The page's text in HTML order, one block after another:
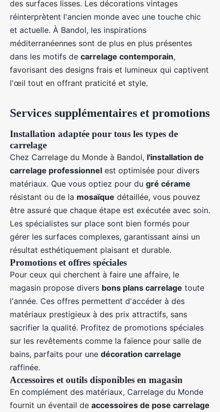
des surfaces lisses. Les décorations vintages
réinterprètent l'ancien monde avec une touche chic
et actuelle. À Bandol, les inspirations
méditerranéennes sont de plus en plus présentes
dans les motifs de carrelage contemporain,
favorisant des designs frais et lumineux qui captivent
l'œil tout en offrant praticité et style.
Services supplémentaires et promotions
Installation adaptée pour tous les types de
carrelage
Chez Carrelage du Monde à Bandol, l'installation de
carrelage professionnel est optimisée pour divers
matériaux. Que vous optiez pour du gré cérame
résistant ou de la mosaïque détaillée, vous pouvez
être assuré que chaque étape est exécutée avec soin.
Les spécialistes sur place sont bien formés pour
gérer les surfaces complexes, garantissant ainsi un
résultat esthétiquement plaisant et durable.
Promotions et offres spéciales
Pour ceux qui cherchent à faire une affaire, le
magasin propose divers bons plans carrelage toute
l'année. Ces offres permettent d'accéder à des
matériaux prestigieux à des prix attractifs, sans
sacrifier la qualité. Profitez de promotions spéciales
sur les revêtements comme la faïence pour salle de
bains, parfaits pour une décoration carrelage
raffinée.
Accessoires et outils disponibles en magasin
En complément des matériaux, Carrelage du Monde
fournit un éventail de accessoires de pose carrelage